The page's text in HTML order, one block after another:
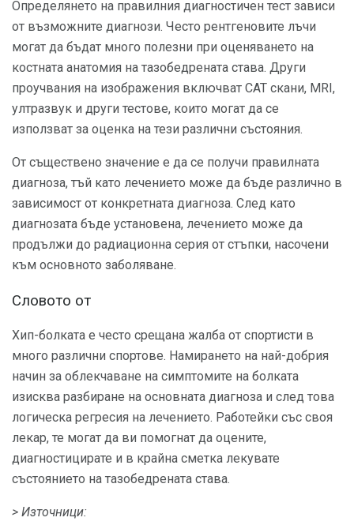
Определянето на правилния диагностичен тест зависи
от възможните диагнози. Често рентгеновите лъчи
могат да бъдат много полезни при оценяването на
костната анатомия на тазобедрената става. Други
проучвания на изображения включват CAT скани, MRI,
ултразвук и други тестове, които могат да се
използват за оценка на тези различни състояния.
От съществено значение е да се получи правилната
диагноза, тъй като лечението може да бъде различно в
зависимост от конкретната диагноза. След като
диагнозата бъде установена, лечението може да
продължи до радиационна серия от стъпки, насочени
към основното заболяване.
Словото от
Хип-болката е често срещана жалба от спортисти в
много различни спортове. Намирането на най-добрия
начин за облекчаване на симптомите на болката
изисква разбиране на основната диагноза и след това
логическа регресия на лечението. Работейки със своя
лекар, те могат да ви помогнат да оцените,
диагностицирате и в крайна сметка лекувате
състоянието на тазобедрената става.
> Източници: